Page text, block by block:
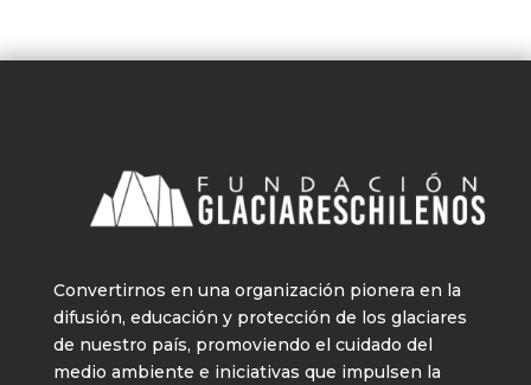
Convertirnos en una organización pionera en la
difusión, educación y protección de los glaciares
de nuestro país, promoviendo el cuidado del
medio ambiente e iniciativas que impulsen la